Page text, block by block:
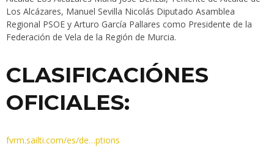
Los Alcázares, Manuel Sevilla Nicolás Diputado Asamblea
Regional PSOE y Arturo García Pallares como Presidente de la
Federación de Vela de la Región de Murcia.
CLASIFICACIÓNES
OFICIALES:
fvrm.sailti.com/es/de…ptions